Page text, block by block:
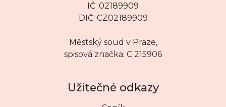
IČ: 02189909
DIČ: CZ02189909
Městský soud v Praze,
spisová značka: C 215906
Užitečné odkazy